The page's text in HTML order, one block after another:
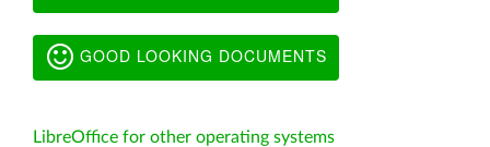
GOOD LOOKING DOCUMENTS
LibreOffice for other operating systems